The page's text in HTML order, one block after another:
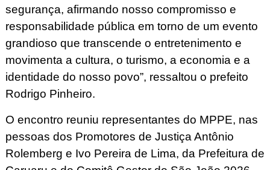
segurança, afirmando nosso compromisso e
responsabilidade pública em torno de um evento
grandioso que transcende o entretenimento e
movimenta a cultura, o turismo, a economia e a
identidade do nosso povo”, ressaltou o prefeito
Rodrigo Pinheiro.
O encontro reuniu representantes do MPPE, nas
pessoas dos Promotores de Justiça Antônio
Rolemberg e Ivo Pereira de Lima, da Prefeitura de